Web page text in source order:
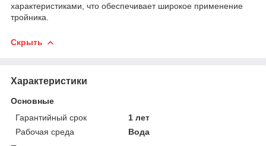
характеристиками, что обеспечивает широкое применение
тройника.
Скрыть
Характеристики
Основные
Гарантийный срок
1 лет
Рабочая среда
Вода